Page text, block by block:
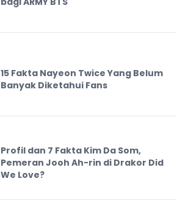
15 Fakta Nayeon Twice Yang Belum
Banyak Diketahui Fans
Profil dan 7 Fakta Kim Da Som,
Pemeran Jooh Ah-rin di Drakor Did
We Love?